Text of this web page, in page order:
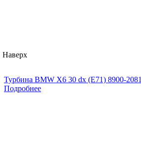
Турбина BMW X6 30 dx (E71) 8900-2081
Подробнее
Наверх